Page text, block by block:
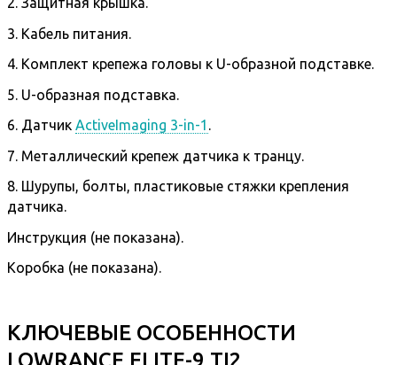
3. Кабель питания.
4. Комплект крепежа головы к U-образной подставке.
5. U-образная подставка.
6. Датчик ActiveImaging 3-in-1 .
7. Металлический крепеж датчика к транцу.
8. Шурупы, болты, пластиковые стяжки крепления
датчика.
Инструкция (не показана).
Коробка (не показана).
КЛЮЧЕВЫЕ ОСОБЕННОСТИ